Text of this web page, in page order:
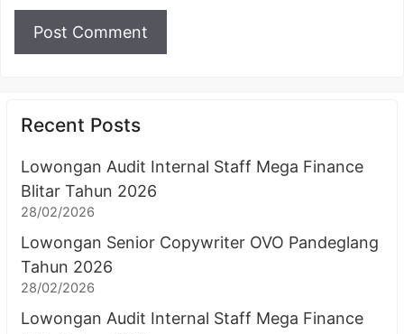
Recent Posts
Lowongan Audit Internal Staff Mega Finance
Blitar Tahun 2026
28/02/2026
Lowongan Senior Copywriter OVO Pandeglang
Tahun 2026
28/02/2026
Lowongan Audit Internal Staff Mega Finance